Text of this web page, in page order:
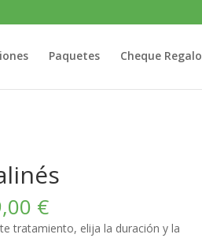
Paquetes Cheque Regalo
€Rango
de
tratamiento, elija la duración y la